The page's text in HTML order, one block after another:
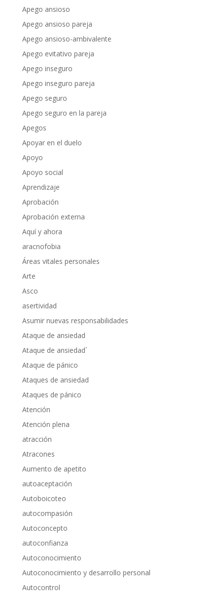
Apego ansioso
Apego ansioso pareja
Apego ansioso-ambivalente
Apego evitativo pareja
Apego inseguro
Apego inseguro pareja
Apego seguro
Apego seguro en la pareja
Apegos
Apoyar en el duelo
Apoyo
Apoyo social
Aprendizaje
Aprobación
Aprobación externa
Aquí y ahora
aracnofobia
Áreas vitales personales
Arte
Asco
asertividad
Asumir nuevas responsabilidades
Ataque de ansiedad
Ataque de ansiedad´
Ataque de pánico
Ataques de ansiedad
Ataques de pánico
Atención
Atención plena
atracción
Atracones
Aumento de apetito
autoaceptación
Autoboicoteo
autocompasión
Autoconcepto
autoconfianza
Autoconocimiento
Autoconocimiento y desarrollo personal
Autocontrol